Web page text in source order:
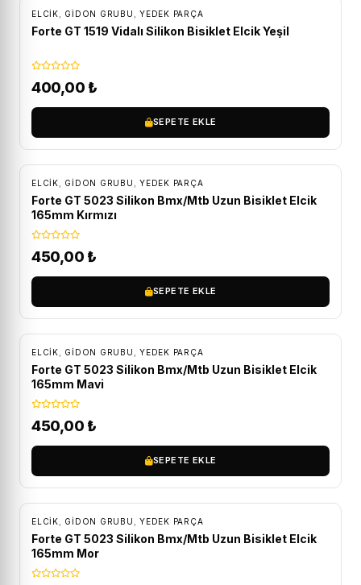
ELCIK GIDON GRUBU YEDEK PARÇA
Forte GT 1519 Vidalı Silikon Bisiklet Elcik Yeşil
400,00 ₺
SEPETE EKLE
ELCIK GIDON GRUBU YEDEK PARÇA
Forte GT 5023 Silikon Bmx/Mtb Uzun Bisiklet Elcik
165mm Kırmızı
450,00 ₺
SEPETE EKLE
ELCIK GIDON GRUBU YEDEK PARÇA
Forte GT 5023 Silikon Bmx/Mtb Uzun Bisiklet Elcik
165mm Mavi
450,00 ₺
SEPETE EKLE
ELCIK GIDON GRUBU YEDEK PARÇA
Forte GT 5023 Silikon Bmx/Mtb Uzun Bisiklet Elcik
165mm Mor